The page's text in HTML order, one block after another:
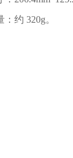
：约 320g。